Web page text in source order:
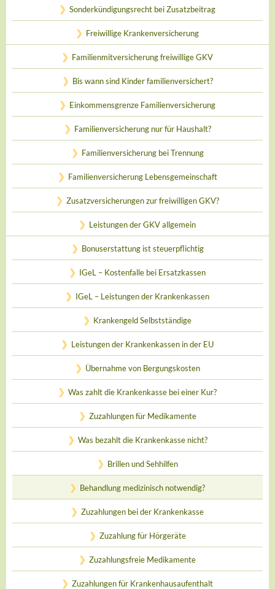
Sonderkündigungsrecht bei Zusatzbeitrag
Freiwillige Krankenversicherung
Familienmitversicherung freiwillige GKV
Bis wann sind Kinder familienversichert?
Einkommensgrenze Familienversicherung
Familienversicherung nur für Haushalt?
Familienversicherung bei Trennung
Familienversicherung Lebensgemeinschaft
Zusatzversicherungen zur freiwilligen GKV?
Leistungen der GKV allgemein
Bonuserstattung ist steuerpflichtig
IGeL – Kostenfalle bei Ersatzkassen
IGeL – Leistungen der Krankenkassen
Krankengeld Selbstständige
Leistungen der Krankenkassen in der EU
Übernahme von Bergungskosten
Was zahlt die Krankenkasse bei einer Kur?
Zuzahlungen für Medikamente
Was bezahlt die Krankenkasse nicht?
Brillen und Sehhilfen
Behandlung medizinisch notwendig?
Zuzahlungen bei der Krankenkasse
Zuzahlung für Hörgeräte
Zuzahlungsfreie Medikamente
Zuzahlungen für Krankenhausaufenthalt